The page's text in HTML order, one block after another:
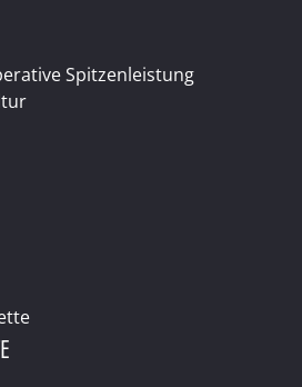
Spitzenleistung